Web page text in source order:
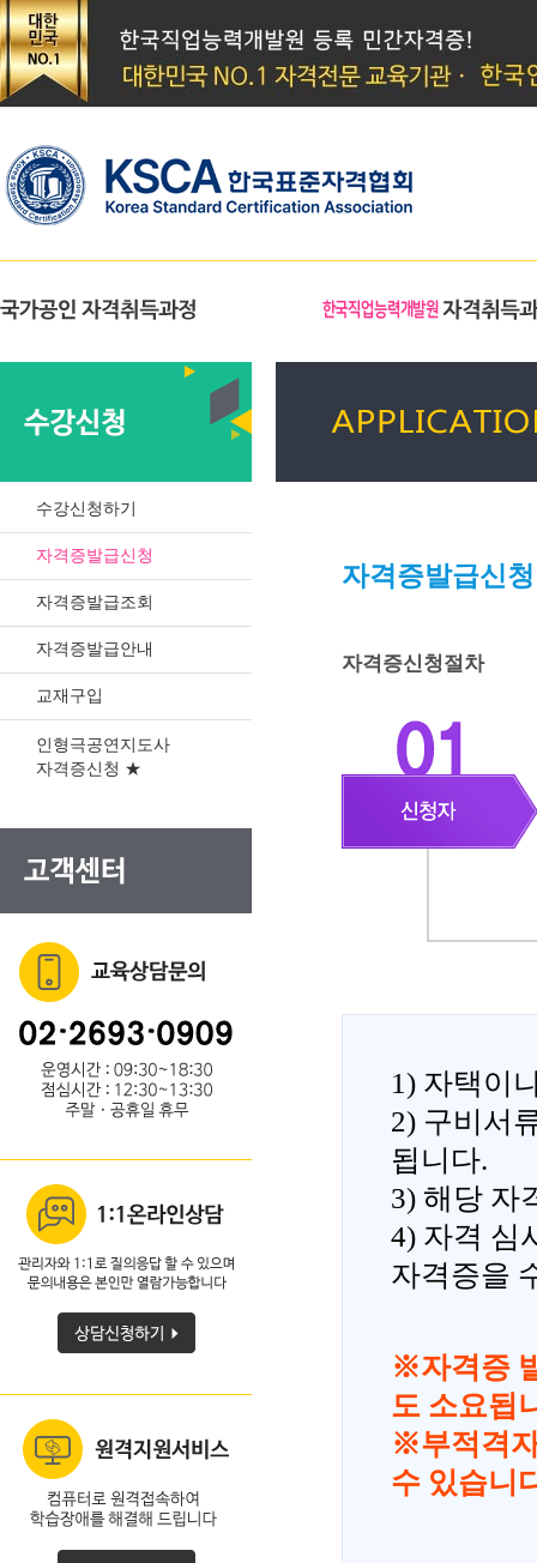
수강신청하기
자격증발급신청
자격증발급조회
자격증발급안내
교재구입
인형극공연지도사
자격증신청 ★
자격증발급신
자격증신청절차
1) 자택이
2) 구비서
됩니다.
3) 해당 자
4) 자격 심
자격증을
※자격증
도 소요됩
※부적격
수 있습니